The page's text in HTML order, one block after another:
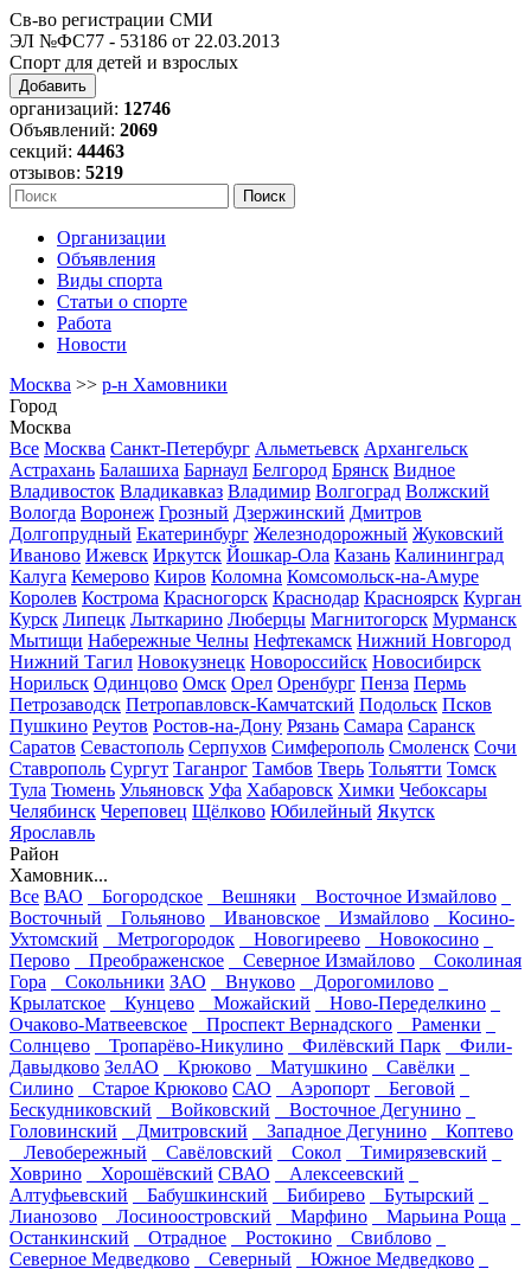
Св-во регистрации СМИ
ЭЛ №ФС77 - 53186 от 22.03.2013
Спорт для детей и взрослых
Добавить
организаций: 12746
Объявлений: 2069
секций: 44463
отзывов: 5219
Организации
Объявления
Виды спорта
Статьи о спорте
Работа
Новости
Москва >> р-н Хамовники
Город
Москва
Все Москва Санкт-Петербург Альметьевск Архангельск
Астрахань Балашиха Барнаул Белгород Брянск Видное
Владивосток Владикавказ Владимир Волгоград Волжский
Вологда Воронеж Грозный Дзержинский Дмитров
Долгопрудный Екатеринбург Железнодорожный Жуковский
Иваново Ижевск Иркутск Йошкар-Ола Казань Калининград
Калуга Кемерово Киров Коломна Комсомольск-на-Амуре
Королев Кострома Красногорск Краснодар Красноярск Курган
Курск Липецк Лыткарино Люберцы Магнитогорск Мурманск
Мытищи Набережные Челны Нефтекамск Нижний Новгород
Нижний Тагил Новокузнецк Новороссийск Новосибирск
Норильск Одинцово Омск Орел Оренбург Пенза Пермь
Петрозаводск Петропавловск-Камчатский Подольск Псков
Пушкино Реутов Ростов-на-Дону Рязань Самара Саранск
Саратов Севастополь Серпухов Симферополь Смоленск Сочи
Ставрополь Сургут Таганрог Тамбов Тверь Тольятти Томск
Тула Тюмень Ульяновск Уфа Хабаровск Химки Чебоксары
Челябинск Череповец Щёлково Юбилейный Якутск
Ярославль
Район
Хамовник...
Все ВАО Богородское Вешняки
Восточное Измайлово
Восточный
Гольяново Ивановское Измайлово
Косино-
Ухтомский
Метрогородок Новогиреево
Новокосино
Перово
Преображенское Северное Измайлово
Соколиная
Гора
Сокольники ЗАО Внуково
Дорогомилово
Крылатское
Кунцево Можайский
Ново-Переделкино
Очаково-Матвеевское
Проспект Вернадского
Раменки
Солнцево
Тропарёво-Никулино Филёвский Парк
Фили-
Давыдково ЗелАО Крюково Матушкино
Савёлки
Силино
Старое Крюково САО Аэропорт
Беговой
Бескудниковский
Войковский
Восточное Дегунино
Головинский
Дмитровский Западное Дегунино
Коптево
Левобережный
Савёловский Сокол
Тимирязевский
Ховрино
Хорошёвский СВАО
Алексеевский
Алтуфьевский
Бабушкинский Бибирево
Бутырский
Лианозово
Лосиноостровский Марфино
Марьина Роща
Останкинский
Отрадное Ростокино
Свиблово
Северное Медведково
Северный
Южное Медведково